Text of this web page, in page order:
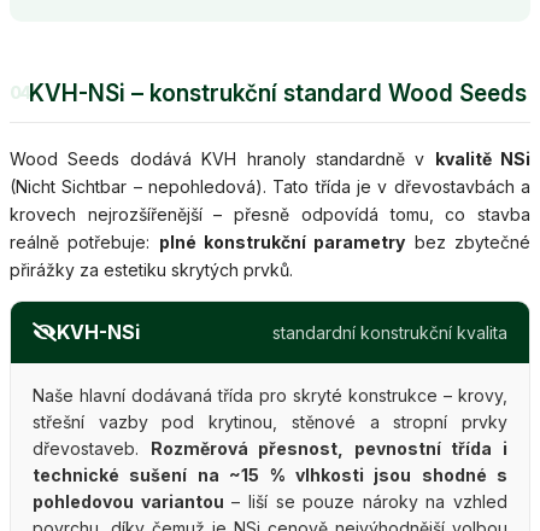
04KVH-NSi – konstrukční standard Wood Seeds
Wood Seeds dodává KVH hranoly standardně v kvalitě NSi
(Nicht Sichtbar – nepohledová). Tato třída je v dřevostavbách a
krovech nejrozšířenější – přesně odpovídá tomu, co stavba
reálně potřebuje: plné konstrukční parametry bez zbytečné
přirážky za estetiku skrytých prvků.
KVH-NSi standardní konstrukční kvalita
Naše hlavní dodávaná třída pro skryté konstrukce – krovy,
střešní vazby pod krytinou, stěnové a stropní prvky
dřevostaveb. Rozměrová přesnost, pevnostní třída i
technické sušení na ~15 % vlhkosti jsou shodné s
pohledovou variantou – liší se pouze nároky na vzhled